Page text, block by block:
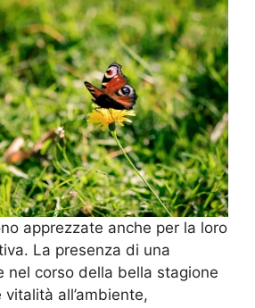
apprezzate anche per la loro
La presenza di una
nel corso della bella stagione
all’ambiente,